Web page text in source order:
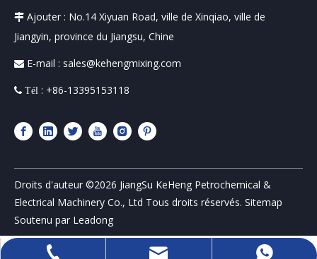
 Ajouter : No.14 Xiyuan Road, ville de Xinqiao, ville de
Jiangyin, province du Jiangsu, Chine
 E-mail : sales@kehengmixing.com
 Tél : +86-13395153118
+86-13395153118
sales@kehengmixing.com
+8613395153118
Droits d'auteur ©2026 JiangSu KeHeng Petrochemical &
Electrical Machinery Co., Ltd Tous droits réservés. Sitemap
Soutenu par Leadong